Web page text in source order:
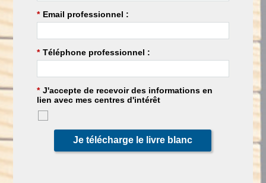
* Email professionnel :
* Téléphone professionnel :
* J'accepte de recevoir des informations en
lien avec mes centres d'intérêt
Je télécharge le livre blanc